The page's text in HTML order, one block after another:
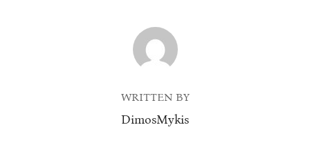
POST AUTHOR
WRITTEN BY
DimosMykis